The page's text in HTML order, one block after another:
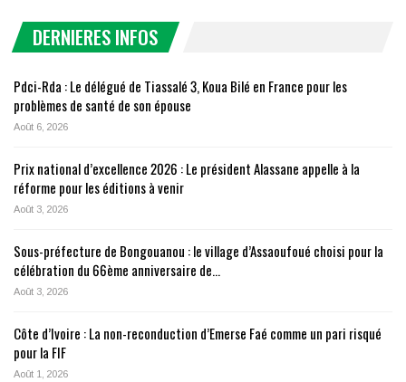
DERNIERES INFOS
Pdci-Rda : Le délégué de Tiassalé 3, Koua Bilé en France pour les
problèmes de santé de son épouse
Août 6, 2026
Prix national d’excellence 2026 : Le président Alassane appelle à la
réforme pour les éditions à venir
Août 3, 2026
Sous-préfecture de Bongouanou : le village d’Assaoufoué choisi pour la
célébration du 66ème anniversaire de…
Août 3, 2026
Côte d’Ivoire : La non-reconduction d’Emerse Faé comme un pari risqué
pour la FIF
Août 1, 2026